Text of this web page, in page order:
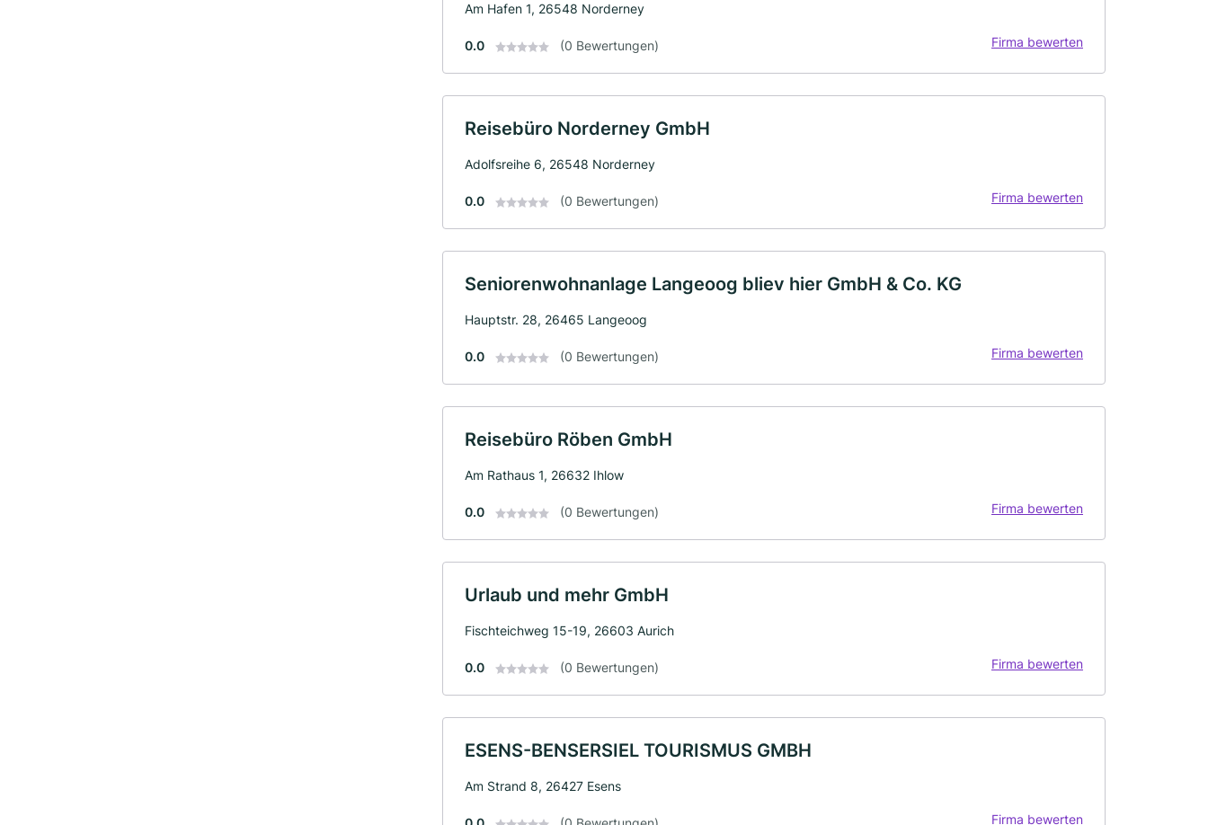
Am Hafen 1, 26548 Norderney
0.0 (0 Bewertungen) Firma bewerten
Reisebüro Norderney GmbH
Adolfsreihe 6, 26548 Norderney
0.0 (0 Bewertungen) Firma bewerten
Seniorenwohnanlage Langeoog bliev hier GmbH & Co. KG
Hauptstr. 28, 26465 Langeoog
0.0 (0 Bewertungen) Firma bewerten
Reisebüro Röben GmbH
Am Rathaus 1, 26632 Ihlow
0.0 (0 Bewertungen) Firma bewerten
Urlaub und mehr GmbH
Fischteichweg 15-19, 26603 Aurich
0.0 (0 Bewertungen) Firma bewerten
ESENS-BENSERSIEL TOURISMUS GMBH
Am Strand 8, 26427 Esens
Firma bewerten